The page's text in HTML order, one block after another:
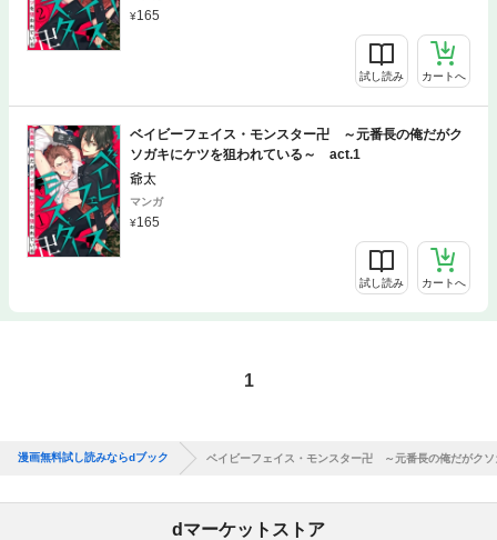
165
試し読み カートへ
ベイビーフェイス・モンスター卍 ～元番長の俺だがク
ソガキにケツを狙われている～ act.1
爺太
マンガ
165
試し読み カートへ
1
漫画無料試し読みならdブック ベイビーフェイス・モンスター卍 ～元番長の俺だがク
dマーケットストア